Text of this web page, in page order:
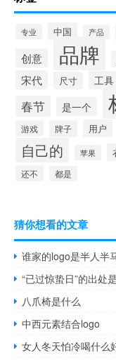
专业 中国 产品
创意 品牌
宋代 尺寸 工具
春节 是一个
游戏 牌子 用户
自己的 苹果
还不 都是
猜你想看的文章
谁家的logo是半人半
“已过惊蛰日”的出处
八爪椅是什么
中西元素结合logo
女人冬天怕冷喝什么